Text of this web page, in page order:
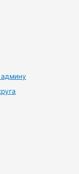
админу